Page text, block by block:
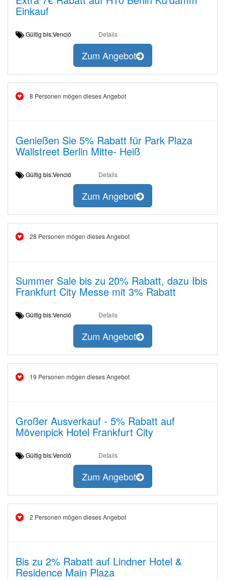
Einkauf
Gültig bis:Venció Details
Zum Angebot
8 Personen mögen dieses Angebot
Genießen Sie 5% Rabatt für Park Plaza
Wallstreet Berlin Mitte- Heiß
Gültig bis:Venció Details
Zum Angebot
28 Personen mögen dieses Angebot
Summer Sale bis zu 20% Rabatt, dazu Ibis
Frankfurt City Messe mit 3% Rabatt
Gültig bis:Venció Details
Zum Angebot
19 Personen mögen dieses Angebot
Großer Ausverkauf - 5% Rabatt auf
Mövenpick Hotel Frankfurt City
Gültig bis:Venció Details
Zum Angebot
2 Personen mögen dieses Angebot
Bis zu 2% Rabatt auf Lindner Hotel &
Residence Main Plaza